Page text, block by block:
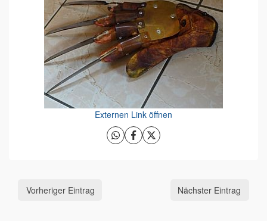
Externen Link öffnen
Vorheriger Eintrag Nächster Eintrag